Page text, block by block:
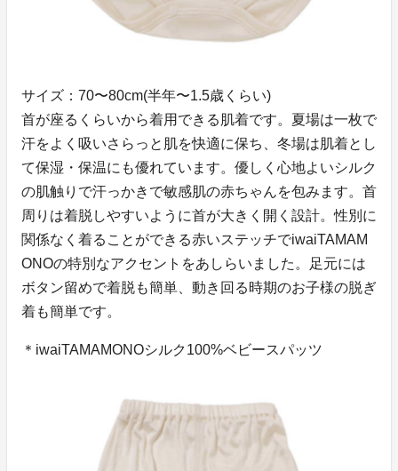
サイズ：70〜80cm(半年〜1.5歳くらい)
首が座るくらいから着用できる肌着です。夏場は一枚で
汗をよく吸いさらっと肌を快適に保ち、冬場は肌着とし
て保湿・保温にも優れています。優しく心地よいシルク
の肌触りで汗っかきで敏感肌の赤ちゃんを包みます。首
周りは着脱しやすいように首が大きく開く設計。性別に
関係なく着ることができる赤いステッチでiwaiTAMAM
ONOの特別なアクセントをあしらいました。足元には
ボタン留めで着脱も簡単、動き回る時期のお子様の脱ぎ
着も簡単です。
＊iwaiTAMAMONOシルク100%ベビースパッツ